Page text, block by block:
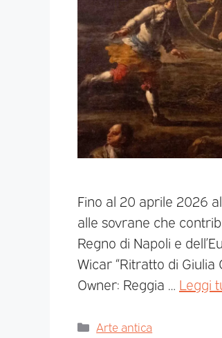
Fino al 20 aprile 2026
alle sovrane che
Regno di Napoli e
Wicar “Ritratto di Giulia
Owner: Reggia … Leggi
Arte antica